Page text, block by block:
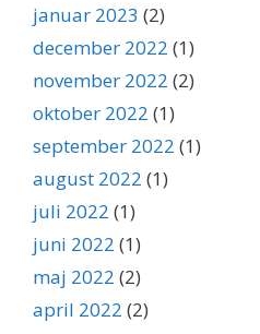
januar 2023 (2)
december 2022 (1)
november 2022 (2)
oktober 2022 (1)
september 2022 (1)
august 2022 (1)
juli 2022 (1)
juni 2022 (1)
maj 2022 (2)
april 2022 (2)